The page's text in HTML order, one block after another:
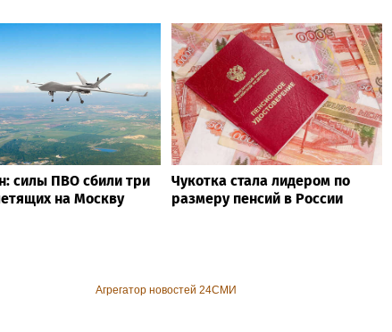
силы ПВО сбили три
на Москву
Чукотка стала лидером по
размеру пенсий в России
Агрегатор новостей 24СМИ